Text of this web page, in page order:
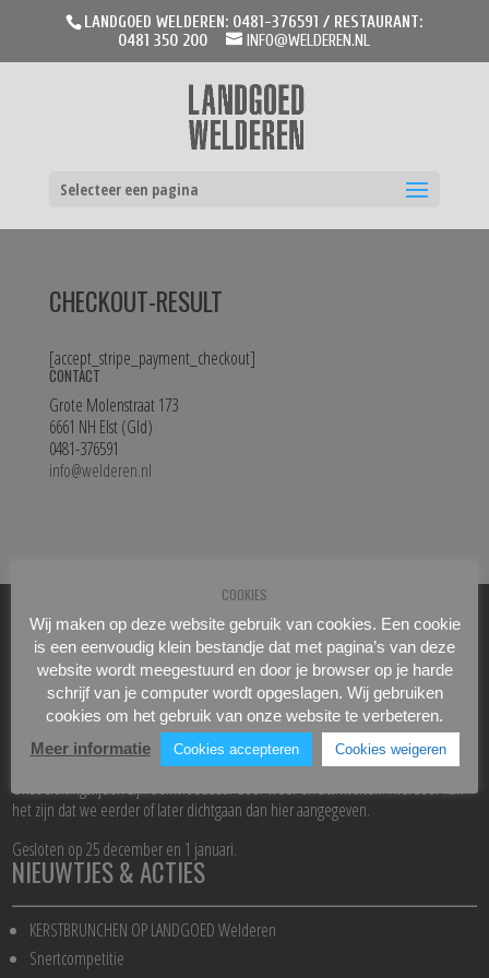
LANDGOED WELDEREN: 0481-376591 / RESTAURANT:
0481 350 200
INFO@WELDEREN.NL
Selecteer een pagina
CHECKOUT-RESULT
[accept_stripe_payment_checkout]
CONTACT
Grote Molenstraat 173
6661 NH Elst (Gld)
0481-376591
info@welderen.nl
OPENINGSTIJDEN
Receptie: 08:00 – 17:30 uur (weekend tot 16.30 uur)
Restaurant: 08.00 – ca. 22.00 uur
Keuken: 11.00 – 21.00 uur
Onze sluitingstijden zijn beïnvloedbaar door weer en activiteiten. Hierdoor kan
het zijn dat we eerder of later dichtgaan dan hier aangegeven.
Gesloten op 25 december en 1 januari.
NIEUWTJES & ACTIES
KERSTBRUNCHEN OP LANDGOED Welderen
Snertcompetitie
COOKIES
Wij maken op deze website gebruik van cookies. Een cookie
is een eenvoudig klein bestandje dat met pagina’s van deze
website wordt meegestuurd en door je browser op je harde
schrijf van je computer wordt opgeslagen. Wij gebruiken
cookies om het gebruik van onze website te verbeteren.
Meer informatie
Cookies accepteren Cookies weigeren